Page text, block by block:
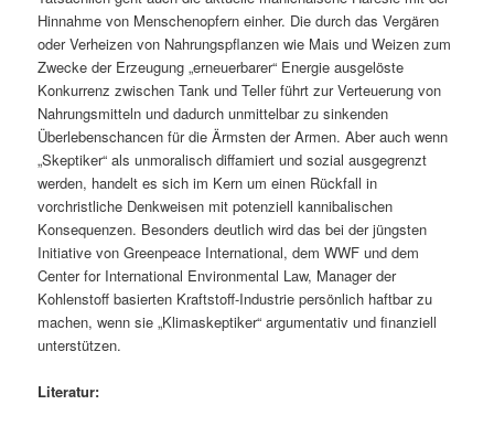
Hinnahme von Menschenopfern einher. Die durch das Vergären
oder Verheizen von Nahrungspflanzen wie Mais und Weizen zum
Zwecke der Erzeugung „erneuerbarer“ Energie ausgelöste
Konkurrenz zwischen Tank und Teller führt zur Verteuerung von
Nahrungsmitteln und dadurch unmittelbar zu sinkenden
Überlebenschancen für die Ärmsten der Armen. Aber auch wenn
„Skeptiker“ als unmoralisch diffamiert und sozial ausgegrenzt
werden, handelt es sich im Kern um einen Rückfall in
vorchristliche Denkweisen mit potenziell kannibalischen
Konsequenzen. Besonders deutlich wird das bei der jüngsten
Initiative von Greenpeace International, dem WWF und dem
Center for International Environmental Law, Manager der
Kohlenstoff basierten Kraftstoff-Industrie persönlich haftbar zu
machen, wenn sie „Klimaskeptiker“ argumentativ und finanziell
unterstützen.
Literatur: